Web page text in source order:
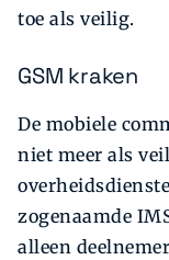
toe als veilig.
GSM kraken
De mobiele
niet meer als
zogenaamde
alleen